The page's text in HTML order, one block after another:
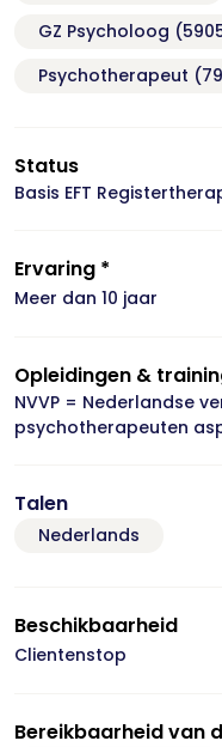
GZ Psycholoog
Psychotherapeut
Status
Basis EFT
Ervaring *
Meer dan 10 jaar
Opleidingen &
NVVP = Nederlandse
psychotherapeuten
Talen
Nederlands
Beschikbaarheid
Clientenstop
Bereikbaarheid van